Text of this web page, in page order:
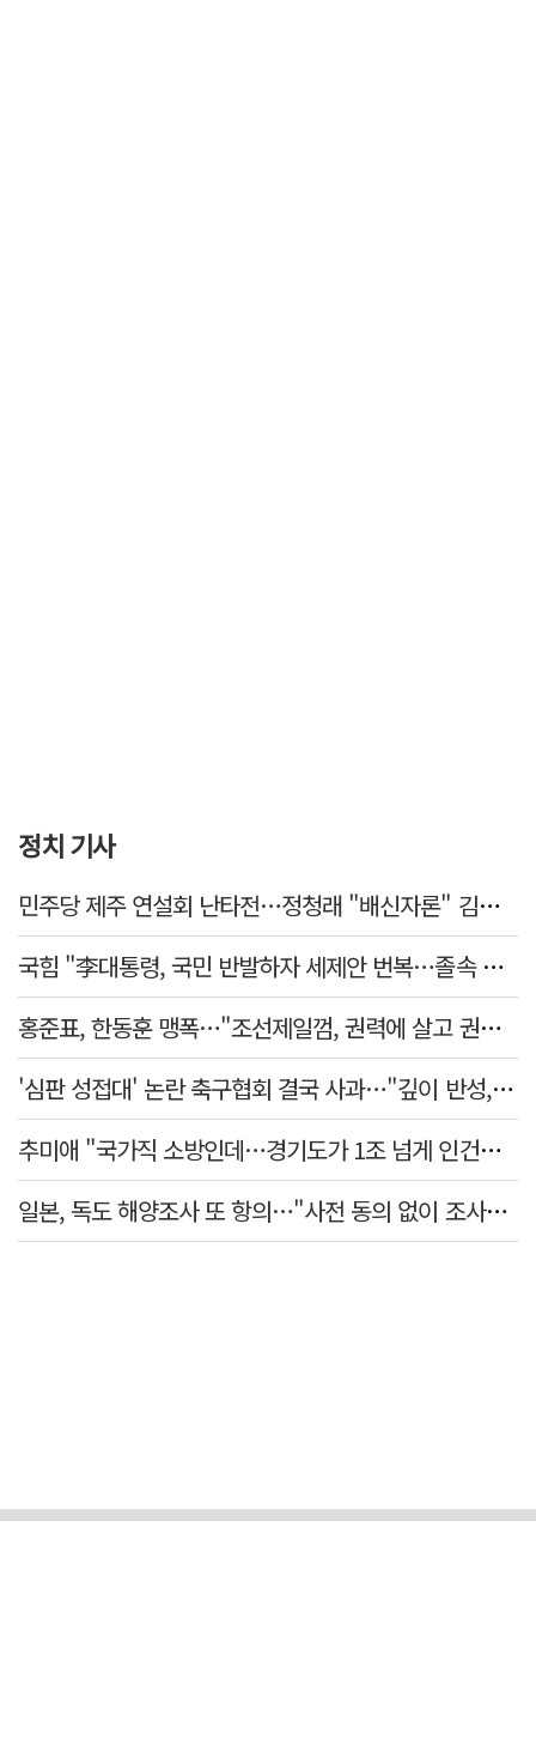
정치 기사
민주당 제주 연설회 난타전…정청래 "배신자론" 김민석 "관리 무능"
국힘 "李대통령, 국민 반발하자 세제안 번복…졸속 국정 즉각 중단"
홍준표, 한동훈 맹폭…"조선제일껌, 권력에 살고 권력에 죽었다"
'심판 성접대' 논란 축구협회 결국 사과…"깊이 반성, 쇄신하겠다"
추미애 "국가직 소방인데…경기도가 1조 넘게 인건비 대납"
일본, 독도 해양조사 또 항의…"사전 동의 없이 조사" 주장